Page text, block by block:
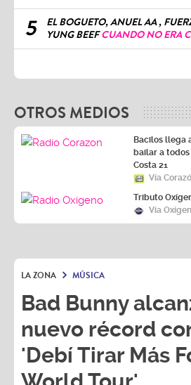
5
EL BOGUETO, ANUEL AA ,
YUNG BEEFCUANDO NO ERA
OTROS MEDIOS
Bacilos llega
bailar a
Costa 21
Vía
Tributo
Vía
LA ZONA MÚSICA
Bad Bunny
nuevo récord
'Debí Tirar Más